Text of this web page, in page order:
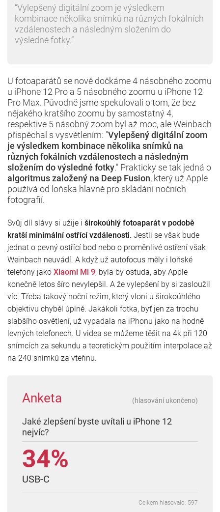
“Vylepšený digitální zoom je výsledkem
kombinace několika snímků na různých fokálních
vzdálenostech a následným složením do
výsledné fotky.”
U fotoaparátů se nově dočkáme 4 násobného zoomu
u iPhone 12 Pro a 5 násobného zoomu u iPhone 12
Pro Max. Původně jsme spekulovali o tom, že bez
nějakého kratšího zoomu by samostatný 4,
respektive 5 násobný zoom byl až moc, ale Weinbach
přispěchal s vysvětlením: "Vylepšený digitální zoom
je výsledkem kombinace několika snímků na
různých fokálních vzdálenostech a následným
složením do výsledné fotky." Prakticky se tak jedná o
algoritmus založený na Deep Fusion, který už Apple
používá od loňska hlavně pro skládání nočních
fotografií.
Svůj díl slávy si užije i širokoúhlý fotoaparát v podobě
kratší minimální ostřící vzdálenosti. Jestli se však bude
jednat o pevný ostřící bod nebo o proměnlivé ostření však
Weinbach neuvádí. A když už autofocus měly i loňské
telefony jako Xiaomi Mi 9, byla by ostuda, aby Apple
konečně letos šíro nevylepšil. A že vylepšení by si zasloužil
víc. Třeba takový noční režim, který vloni u širokoúhlého
objektivu chyběl úplně. Jakákoli fotka, byť jen za trochu
slabšího osvětlení, už vypadala na iPhonu jako na hodně
levných telefonech. U videa se můžeme těšit na 4k při 120
snímcích za sekundu a teoretickým použitím interpolace až
na 240 snímků za vteřinu.
Anketa (hlasování ukončeno)
Jaké zlepšení byste uvítali u iPhone 12
nejvíc?
34%
USB-C
Celkem hlasovalo: 597